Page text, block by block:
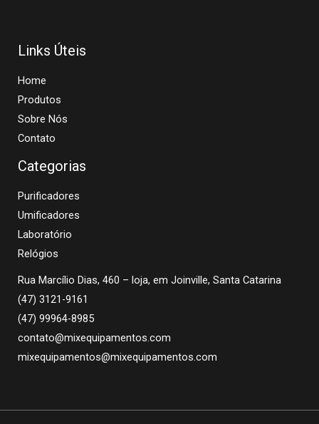
Links Úteis
Home
Produtos
Sobre Nós
Contato
Categorias
Purificadores
Umificadores
Laboratório
Relógios
Rua Marcílio Dias, 460 – loja, em Joinville, Santa Catarina
(47) 3121-9161
(47) 99964-8985
contato@mixequipamentos.com
mixequipamentos@mixequipamentos.com